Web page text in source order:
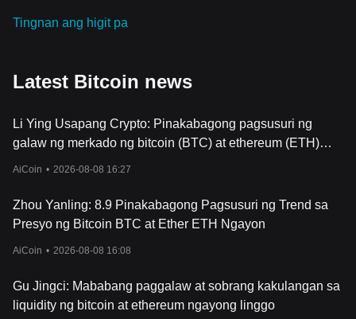
●Ang unang real-world na transaksyon sa Bitcoin ay naganap
●Nakuha ng Bitcoin ang unang halaga ng pera noong ito ay na-
2011 – Crypto growth
lumitaw, na inspirasyon ng tagumpay ng Bitcoin.
unang pagkakataon.
nito, na umabot sa $1000.
Ang tumaas na atensyon ng publiko, kasabay ng pagsusuri sa
regulasyon, ay nagsimulang hubugin ang papel ng Bitcoin sa
Tingnan ang higit pa
Latest Bitcoin news
Li Ying Usapang Crypto: Pinakabagong pagsusuri ng
galaw ng merkado ng bitcoin (BTC) at ethereum (ETH)
AiCoin • 2026-08-08 16:27
Zhou Yanling: 8.9 Pinakabagong Pagsusuri ng Trend sa
Presyo ng Bitcoin BTC at Ether ETH Ngayon
AiCoin • 2026-08-08 16:08
Gu Jingci: Mababang paggalaw at sobrang kakulangan sa
liquidity ng bitcoin at ethereum ngayong linggo